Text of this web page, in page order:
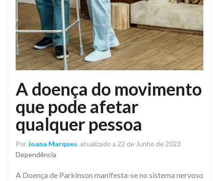
A doença do movimento
que pode afetar
qualquer pessoa
PorJoana Marques, atualizado a 22 de Junho de 2023
Dependência
A Doença de Parkinson manifesta-se no sistema nervoso